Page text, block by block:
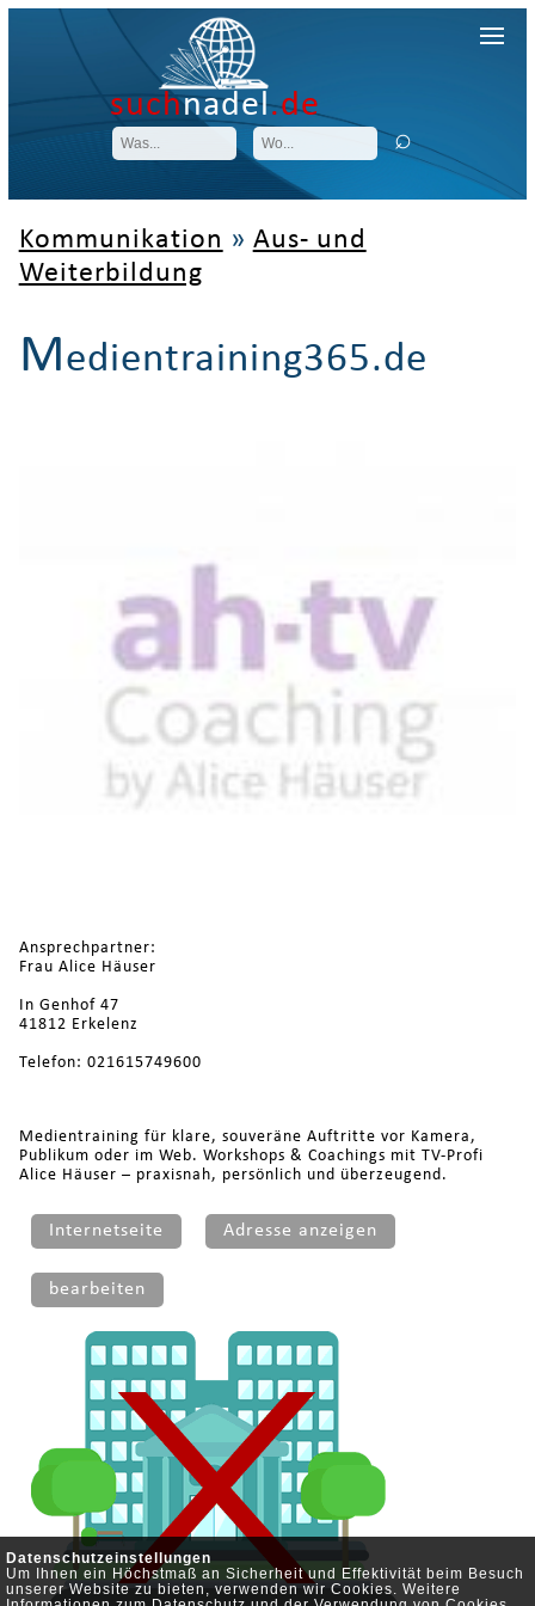
Datenschutzeinstellungen
Um Ihnen ein Höchstmaß an Sicherheit und Effektivität beim Besuch
unserer Website zu bieten, verwenden wir Cookies. Weitere
suchnadel.de
Kommunikation » Aus- und
Weiterbildung
Medientraining365.de
Ansprechpartner:
Frau Alice Häuser
In Genhof 47
41812 Erkelenz
Telefon: 021615749600
Medientraining für klare, souveräne Auftritte vor Kamera,
Publikum oder im Web. Workshops & Coachings mit TV-Profi
Alice Häuser – praxisnah, persönlich und überzeugend.
Internetseite Adresse anzeigen
bearbeiten